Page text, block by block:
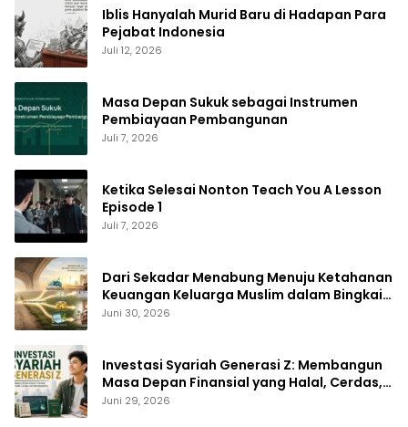
Iblis Hanyalah Murid Baru di Hadapan Para
Pejabat Indonesia
Juli 12, 2026
Masa Depan Sukuk sebagai Instrumen
Pembiayaan Pembangunan
Juli 7, 2026
Ketika Selesai Nonton Teach You A Lesson
Episode 1
Juli 7, 2026
Dari Sekadar Menabung Menuju Ketahanan
Keuangan Keluarga Muslim dalam Bingkai
Maqasid Syariah
Juni 30, 2026
Investasi Syariah Generasi Z: Membangun
Masa Depan Finansial yang Halal, Cerdas,
dan Berkelanjutan
Juni 29, 2026